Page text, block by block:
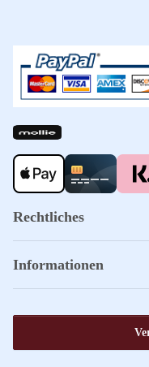
Rechtliches
Informationen